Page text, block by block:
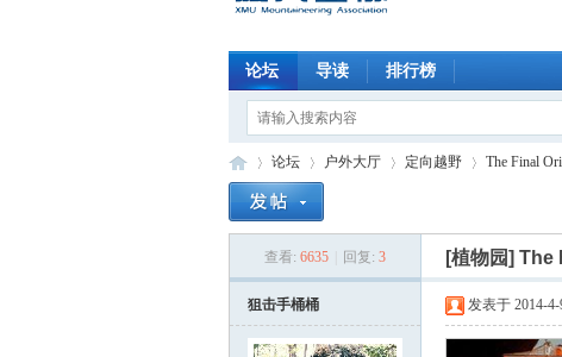
论坛 导读 排行榜
论坛
›
户外大厅
›
定向越野
›
The Final
查看: 6635 回复: 3 [植物园] The
狙击手桶桶 发表于 2014-4-